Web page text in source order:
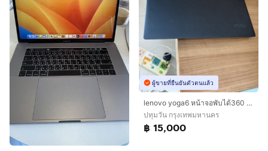
ผู้ขายที่ยืนยันตัวตนแล้ว
lenovo yoga6 หน้าจอพับได้360 ใช้งานน้อยมากก
ปทุมวัน กรุงเทพมหานคร
฿ 15,000